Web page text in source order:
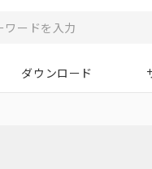
ダウンロード